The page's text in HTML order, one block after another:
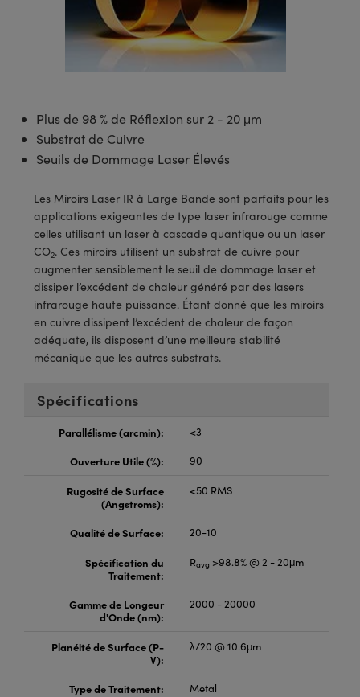
Optiques de SCHOTT
Optiques Traités par
Ionique
Diffractifs (DOE)
Optiques
de Faisceaux Laser
Microscopie Laser
Optomécaniques
: Optomécanique
de Microscopie
la Microscopie
Microscope
Modulaires Zoom
la Microscopie
Micromètres
de Microscopie
ou Coupleurs
de Poche ou à Mesure Directe
: Microscopie
et
Avancée
pour Objectifs d’Imagerie
®
et Composants
pour Caméras
: Caméras
Optiques Actifs
: Laboratoire et
par cohérence optique
Development Systems
Optical
Optiques Lightpath®
Labs™
Optiques de SCHOTT
: Laboratoire et
de Série: Test et Détection
Test et Détection
: Laboratoire ou
Plus de 98 % de Réflexion sur 2 - 20 μm
Substrat de Cuivre
Seuils de Dommage Laser Élevés
Les Miroirs Laser IR à Large Bande sont parfaits pour les
applications exigeantes de type laser infrarouge comme
celles utilisant un laser à cascade quantique ou un laser
CO2. Ces miroirs utilisent un substrat de cuivre pour
augmenter sensiblement le seuil de dommage laser et
dissiper l’excédent de chaleur généré par des lasers
infrarouge haute puissance. Étant donné que les miroirs
en cuivre dissipent l’excédent de chaleur de façon
adéquate, ils disposent d’une meilleure stabilité
mécanique que les autres substrats.
Spécifications
Parallélisme (arcmin):
<3
Ouverture Utile (%):
90
Rugosité de Surface
(Angstroms):
<50 RMS
Qualité de Surface: 20-10
Spécification du
Traitement:
Ravg >98.8% @ 2 - 20μm
Gamme de Longeur
d'Onde (nm):
2000 - 20000
Planéité de Surface (P-
V):
λ/20 @ 10.6μm
Type de Traitement: Metal